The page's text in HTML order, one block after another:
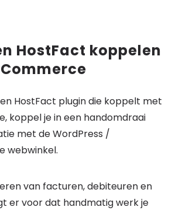
HostFact koppelen
HostFact plugin die koppelt met
koppel je in een handomdraai
met de WordPress /
webwinkel.
van facturen, debiteuren en
er voor dat handmatig werk je